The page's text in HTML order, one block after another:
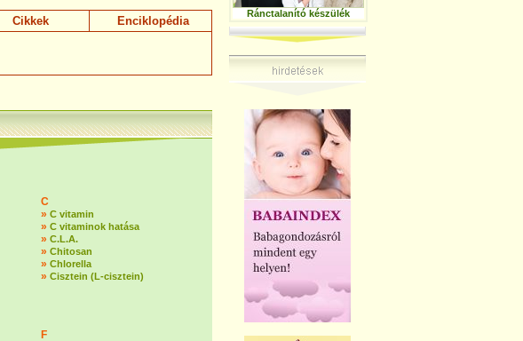
Cikkek Enciklopédia
C
» C vitamin
» C vitaminok hatása
» C.L.A.
» Chitosan
» Chlorella
» Cisztein (L-cisztein)
F
Ránctalanító készülék